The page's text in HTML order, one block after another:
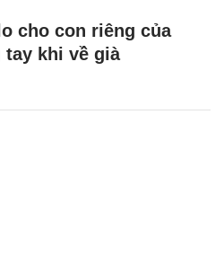
cho con riêng của
tay khi về già